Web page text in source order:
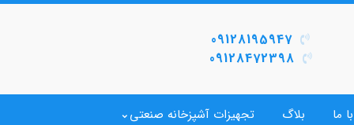
09128195947
09128472398
ما بلاگ تجهیزات آشپزخانه صنعتی